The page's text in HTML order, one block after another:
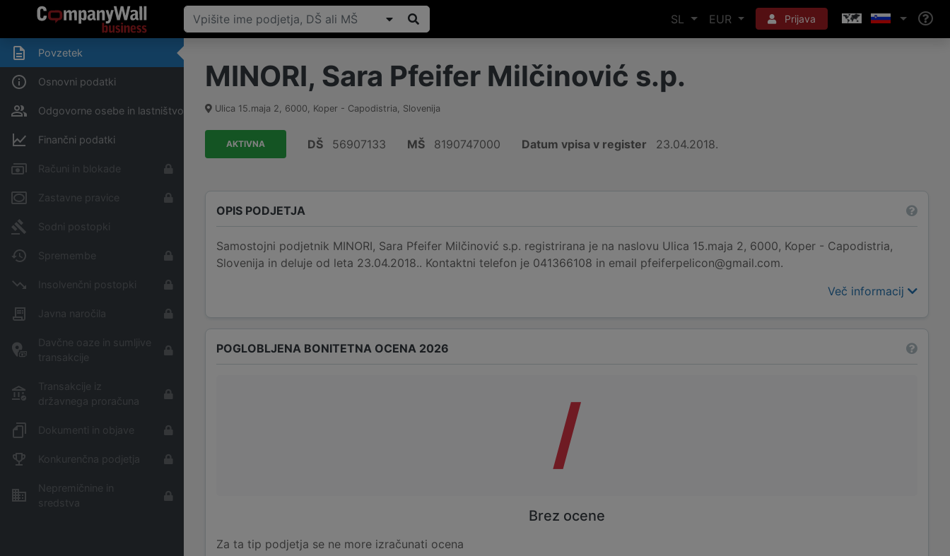
SL EUR Prijava
Povzetek
Osnovni podatki
Odgovorne osebe in lastništvo
Finančni podatki
Računi in blokade
Zastavne pravice
Sodni postopki
Spremembe
Insolvenčni postopki
Javna naročila
Davčne oaze in sumljive
transakcije
Transakcije iz
državnega proračuna
Dokumenti in objave
Konkurenčna podjetja
Nepremičnine in
sredstva
MINORI, Sara Pfeifer Milčinović s.p.
Ulica 15.maja 2, 6000, Koper - Capodistria, Slovenija
AKTIVNA DŠ 56907133 MŠ 8190747000 Datum vpisa v register 23.04.2018.
OPIS PODJETJA
Samostojni podjetnik MINORI, Sara Pfeifer Milčinović s.p. registrirana je na naslovu Ulica 15.maja 2, 6000, Koper - Capodistria,
Slovenija in deluje od leta 23.04.2018.. Kontaktni telefon je 041366108 in email pfeiferpelicon@gmail.com.
Več informacij
POGLOBLJENA BONITETNA OCENA 2026
/
Brez ocene
Za ta tip podjetja se ne more izračunati ocena